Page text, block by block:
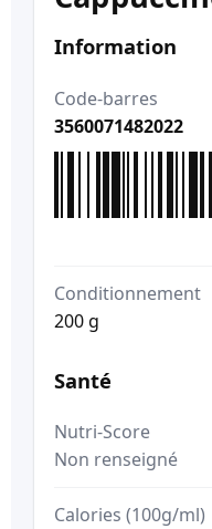
Information
Code-barres
3560071482022
Conditionnement
200 g
Santé
Nutri-Score
Non renseigné
Calories (100g/ml)